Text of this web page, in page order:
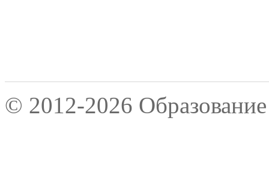
© 2012-2026 Образование